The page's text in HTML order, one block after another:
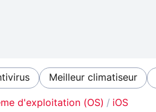
Meilleur climatiseur
d'exploitation (OS) iOS